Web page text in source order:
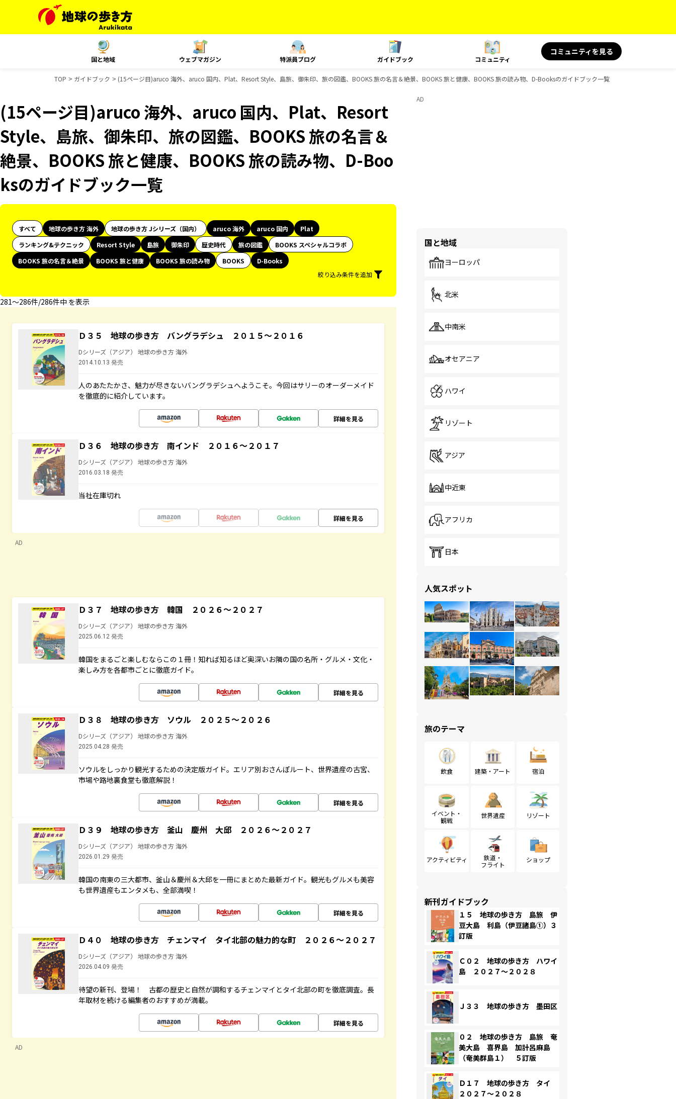
国と地域 ウェブマガジン 特派員ブログ ガイドブック コミュニティ
コミュニティを見る
TOP ガイドブック (15ページ目)aruco 海外、aruco 国内、Plat、Resort Style、島旅、御朱印、旅の図鑑、BOOKS 旅の名言＆絶景、BOOKS 旅と健康、BOOKS 旅の読み物、D-Booksのガイドブック一覧
(15ページ目)aruco 海外、aruco 国内、Plat、Resort
Style、島旅、御朱印、旅の図鑑、BOOKS 旅の名言＆
絶景、BOOKS 旅と健康、BOOKS 旅の読み物、D-Boo
ksのガイドブック一覧
すべて 地球の歩き方 海外 地球の歩き方 Jシリーズ（国内） aruco 海外 aruco 国内
Plat
ランキング&テクニック
Resort Style 島旅 御朱印 歴史時代 旅の図鑑
BOOKS スペシャルコラボ
BOOKS 旅の名言＆絶景
BOOKS 旅と健康 BOOKS 旅の読み物 BOOKS
D-Books
絞り込み条件を追加
281〜286件/286件中 を表示
Ｄ３５ 地球の歩き方 バングラデシュ ２０１５～２０１６
Dシリーズ（アジア） 地球の歩き方 海外
2014.10.13 発売
人のあたたかさ、魅力が尽きないバングラデシュへようこそ。今回はサリーのオーダーメイド
を徹底的に紹介しています。
詳細を見る
Ｄ３６ 地球の歩き方 南インド ２０１６～２０１７
Dシリーズ（アジア） 地球の歩き方 海外
2016.03.18 発売
当社在庫切れ
詳細を見る
AD
Ｄ３７ 地球の歩き方 韓国 ２０２６～２０２７
Dシリーズ（アジア） 地球の歩き方 海外
2025.06.12 発売
韓国をまるごと楽しむならこの１冊！知れば知るほど奥深いお隣の国の名所・グルメ・文化・
楽しみ方を各都市ごとに徹底ガイド。
詳細を見る
Ｄ３８ 地球の歩き方 ソウル ２０２５～２０２６
Dシリーズ（アジア） 地球の歩き方 海外
2025.04.28 発売
ソウルをしっかり観光するための決定版ガイド。エリア別おさんぽルート、世界遺産の古宮、
市場や路地裏食堂も徹底解説！
詳細を見る
Ｄ３９ 地球の歩き方 釜山 慶州 大邱 ２０２６～２０２７
Dシリーズ（アジア） 地球の歩き方 海外
2026.01.29 発売
韓国の南東の三大都市、釜山＆慶州＆大邱を一冊にまとめた最新ガイド。観光もグルメも美容
も世界遺産もエンタメも、全部満喫！
詳細を見る
Ｄ４０ 地球の歩き方 チェンマイ タイ北部の魅力的な町 ２０２６～２０２７
Dシリーズ（アジア） 地球の歩き方 海外
2026.04.09 発売
待望の新刊、登場！ 古都の歴史と自然が調和するチェンマイとタイ北部の町を徹底調査。長
年取材を続ける編集者のおすすめが満載。
詳細を見る
AD
AD
国と地域
ヨーロッパ
北米
中南米
オセアニア
ハワイ
リゾート
アジア
中近東
アフリカ
日本
人気スポット
旅のテーマ
飲食 建築・アート 宿泊
イベント・
観戦
世界遺産 リゾート
アクティビティ
鉄道・
フライト
ショップ
新刊ガイドブック
１５ 地球の歩き方 島旅 伊
豆大島 利島（伊豆諸島①）３
訂版
Ｃ０２ 地球の歩き方 ハワイ
島 ２０２７～２０２８
Ｊ３３ 地球の歩き方 墨田区
０２ 地球の歩き方 島旅 奄
美大島 喜界島 加計呂麻島
（奄美群島１） ５訂版
Ｄ１７ 地球の歩き方 タイ
２０２７～２０２８